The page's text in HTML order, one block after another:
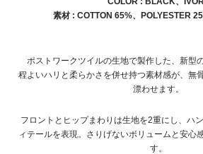
素材 : COTTON 65%、POLYESTER
ポストワークツイルの生地で製作した、新型
程よいハリと柔らかさを併せ持つ素材感が、無
漂わせます。
フロントとヒップまわりは生地を2重にし、ハ
ィテールを表現。さりげないボリュームと安心
す。